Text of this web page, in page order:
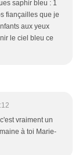
saphir bleu : 1
fiançailles que je
aux yeux
le ciel bleu ce
vraiment un
à toi Marie-